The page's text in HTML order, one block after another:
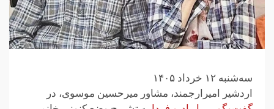
سه‌شنبه ۱۲ خرداد ۱۴۰۵
اردشیر امیرارجمند، مشاور میرحسین موسوی، در